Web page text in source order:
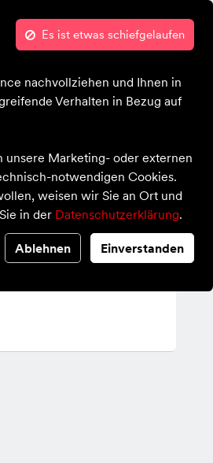
nachvollziehen und Ihnen in
Verhalten in Bezug auf
unsere Marketing- oder externen
notwendigen Cookies.
weisen wir Sie an Ort und
in der Datenschutzerklärung.
Ablehnen Einverstanden
Kontrast
Ausrüstung Sale
Es ist etwas schiefgelaufen